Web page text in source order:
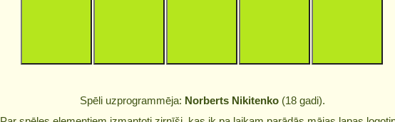
Spēli uzprogrammēja: Norberts Nikitenko (18 gadi).